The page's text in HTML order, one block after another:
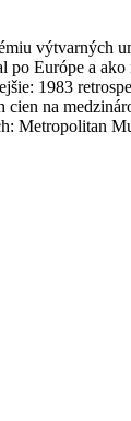
Európe a
1983
na
Metropolitan